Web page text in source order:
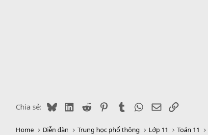
Chia sẻ: BlueskyLinkedIn
Reddit PinterestTumblr WhatsApp
EmailLink
Home Diễn đàn Trung học phổ thông Lớp 11 Toán 11